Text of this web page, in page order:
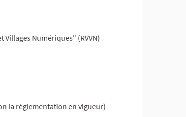
Numériques" (RVVN)
la réglementation en vigueur)